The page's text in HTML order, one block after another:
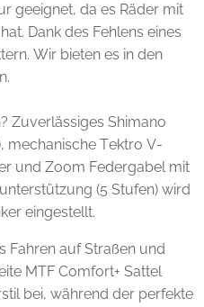
geeignet, da es Räder mit
Dank des Fehlens eines
Wir bieten es in den
Zuverlässiges Shimano
mechanische Tektro V-
und Zoom Federgabel mit
(5 Stufen) wird
eingestellt.
Fahren auf Straßen und
MTF Comfort+ Sattel
bei, während der perfekte